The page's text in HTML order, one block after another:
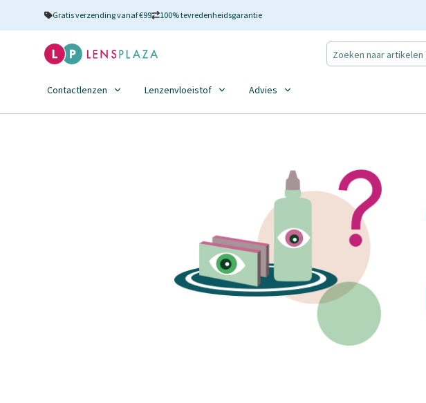
Gratis verzending vanaf €99 100% tevredenheidsgarantie
Contactlenzen Lenzenvloeistof Advies